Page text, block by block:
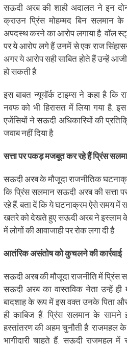
सऊदी अरब की शाही अदालत ने इन
क्राउन प्रिंस मोहम्मद बिन सलमान
अपदस्थ करने का आरोप लगाया है. वॉल
पर ये आरोप लगे हैं उनमें से एक राज सिंहासन
अगर ये आरोप सही साबित होते हैं उन्हें
हो सकती है.
इस बाबत न्यूयॉर्क टाइम्स ने कहा है कि
नवफ को भी हिरासत में लिया गया है.
एजेंसियों ने सऊदी अधिकारियों की
जवाब नहीं दिया है.
सत्ता पर पकड़ मजबूत कर रहे हैं प्रिंस
सऊदी अरब के मौजूदा राजनीतिक
कि प्रिंस सलमान सऊदी अरब की सत्ता
रहे हैं. बता दें कि ये घटनाक्रम ऐसे समय में
खतरे को देखते हुए सऊदी अरब ने इस्लाम
में लोगों की आवाजाही पर रोक लगा दी है.
आतंरिक असंतोष को कुचलने की कार्रवाई
सऊदी अरब की मौजूदा राजनीति में
सऊदी अरब का वास्तविक नेता उन्हें ही
बादशाह के रूप में इस वक्त उनके पिता
ही काबिज हैं. प्रिंस सलमान के
हस्तांतरण की अहम चुनौती है. राजमहल
भागीदारी चाहते हैं. सऊदी राजमहल